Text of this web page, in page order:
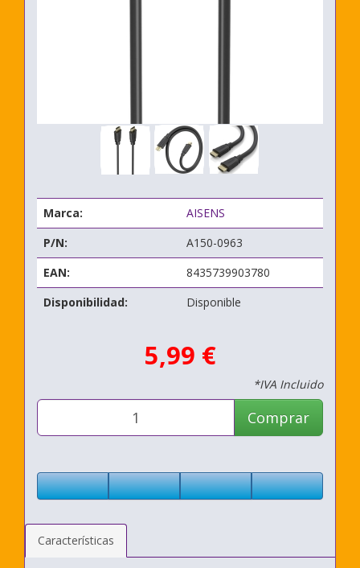
Marca:
AISENS
P/N:
A150-0963
EAN:
8435739903780
Disponibilidad:
Disponible
5,99 €
*IVA Incluido
Comprar
Características